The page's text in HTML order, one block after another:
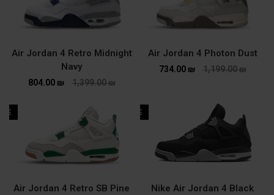
Air Jordan 4 Photon Dust
1,199.00₪
734.00 ₪
Navy
1,399.00₪
804.00 ₪
SALE
Nike Air Jordan 4 Black
⁦Air Jordan 4 Retro SB Pine